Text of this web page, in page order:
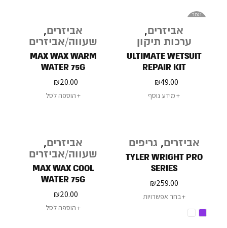
נגמר
אביזרים,
ערכות תיקון
ULTIMATE WETSUIT
REPAIR KIT
₪49.00
מידע נוסף
אביזרים,
שעווה/אביזרים
MAX WAX WARM
WATER 75G
₪20.00
הוספה לסל
אביזרים, גריפים
TYLER WRIGHT PRO
SERIES
₪259.00
בחר אפשרויות
אביזרים,
שעווה/אביזרים
MAX WAX COOL
WATER 75G
₪20.00
הוספה לסל